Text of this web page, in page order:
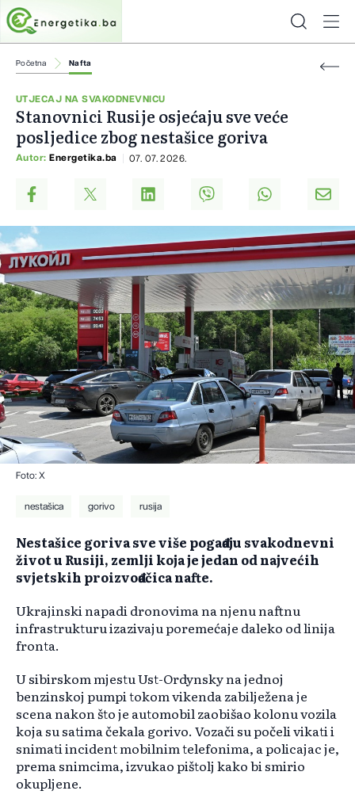
Početna Nafta
UTJECAJ NA SVAKODNEVNICU
Stanovnici Rusije osjećaju sve veće
posljedice zbog nestašice goriva
Autor: Energetika.ba 07. 07. 2026.
Foto: X
nestašica gorivo rusija
Nestašice goriva sve više pogađaju svakodnevni
život u Rusiji, zemlji koja je jedan od najvećih
svjetskih proizvođačica nafte.
Ukrajinski napadi dronovima na njenu naftnu
infrastrukturu izazivaju poremećaje daleko od linija
fronta.
U sibirskom mjestu Ust-Ordynsky na jednoj
benzinskoj pumpi tokom vikenda zabilježena je
scena nakon što je automobil zaobišao kolonu vozila
koja su satima čekala gorivo. Vozači su počeli vikati i
snimati incident mobilnim telefonima, a policajac je,
prema snimcima, izvukao pištolj kako bi smirio
okupljene.